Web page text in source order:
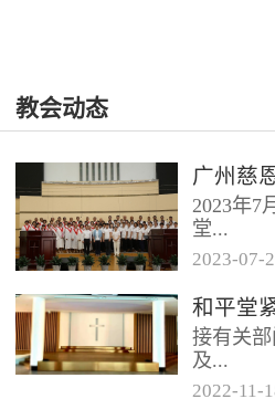
教会动态
2023年7
堂...
联合诗班
下，先后
圳堂。
2023-07-
和平堂
接有关
及...
2022-11 -